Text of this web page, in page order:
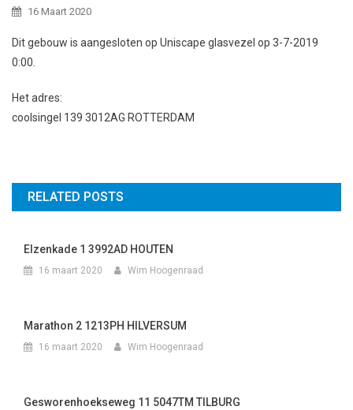
16 Maart 2020
Dit gebouw is aangesloten op Uniscape glasvezel op 3-7-2019
0:00.
Het adres:
coolsingel 139 3012AG ROTTERDAM
RELATED POSTS
Elzenkade 1 3992AD HOUTEN
16 maart 2020 Wim Hoogenraad
Marathon 2 1213PH HILVERSUM
16 maart 2020 Wim Hoogenraad
Gesworenhoekseweg 11 5047TM TILBURG